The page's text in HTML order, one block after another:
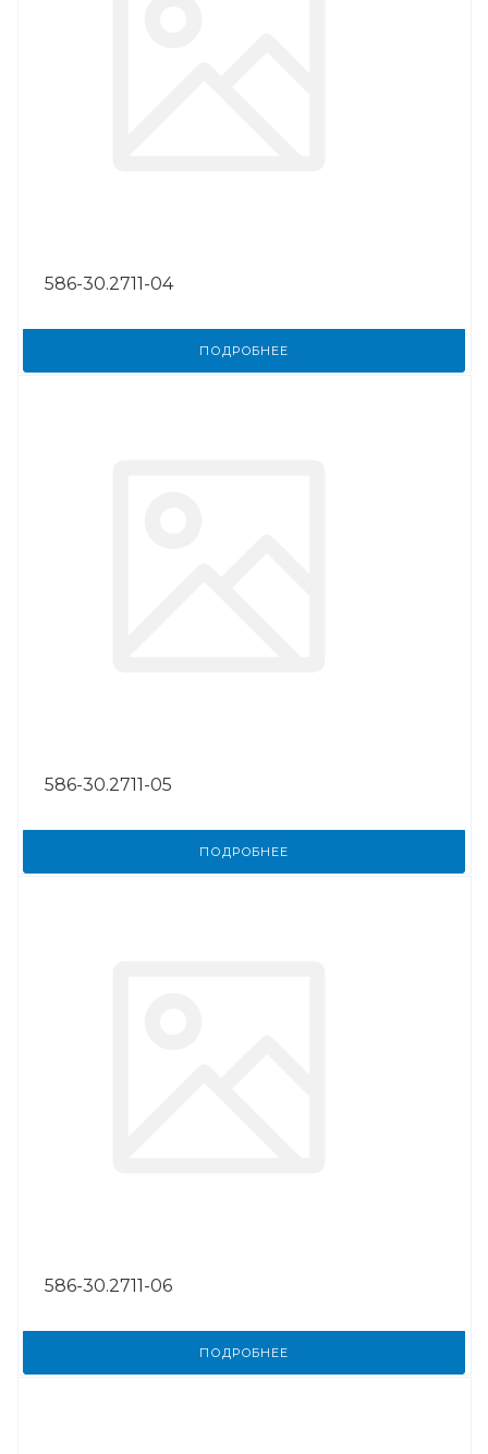
586-30.2711-04
ПОДРОБНЕЕ
586-30.2711-05
ПОДРОБНЕЕ
586-30.2711-06
ПОДРОБНЕЕ